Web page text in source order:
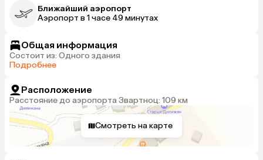
Ближайший аэропорт
Аэропорт в 1 часе 49 минутах
Общая информация
Состоит из: Одного здания
Подробнее
Расположение
Расстояние до аэропорта Звартноц: 109 км
Смотреть на карте